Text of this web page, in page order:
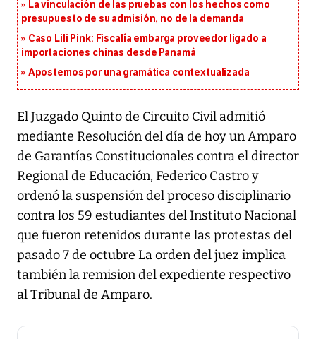
La vinculación de las pruebas con los hechos como
presupuesto de su admisión, no de la demanda
Caso Lili Pink: Fiscalía embarga proveedor ligado a
importaciones chinas desde Panamá
Apostemos por una gramática contextualizada
El Juzgado Quinto de Circuito Civil admitió
mediante Resolución del día de hoy un Amparo
de Garantías Constitucionales contra el director
Regional de Educación, Federico Castro y
ordenó la suspensión del proceso disciplinario
contra los 59 estudiantes del Instituto Nacional
que fueron retenidos durante las protestas del
pasado 7 de octubre La orden del juez implica
también la remision del expediente respectivo
al Tribunal de Amparo.